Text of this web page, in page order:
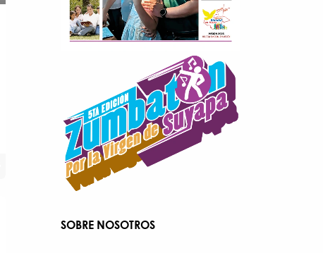
SOBRE NOSOTROS